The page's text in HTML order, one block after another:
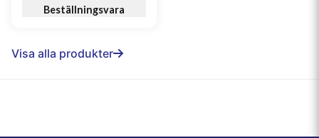
Beställningsvara
Visa alla produkter